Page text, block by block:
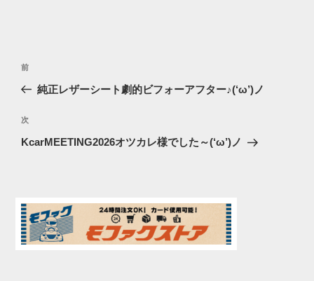
投
ナ
ビ
ゲ
ン
過
去
投
稿
前
純正レザーシート劇的ビフォーアフター♪(‘ω’)ノ
次
の
次
KcarMEETING2026オツカレ様でした～(‘ω’)ノ